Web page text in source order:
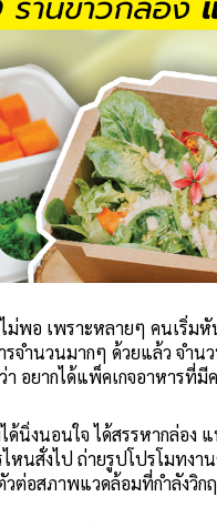
ม่พอ เพราะหลายๆ คนเริ่ม
จำนวนมากๆ ด้วยแล้ว จำ
อยากได้แพ็คเกจอาหารที่มี
ด้นิ่งนอนใจ ได้สรรหากล่อง
หนสั่งไป ถ่ายรูปโปรโมทงา
วต่อสภาพแวดล้อมที่กำลังวิก